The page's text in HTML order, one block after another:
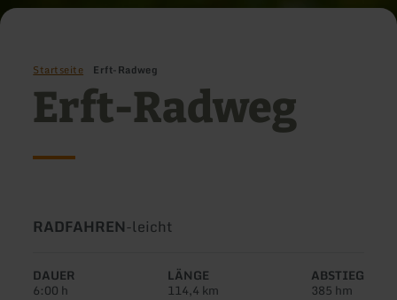
Startseite Erft-Radweg
Erft-Radweg
Art
Tour:
RADFAHREN-Schwierigkeit:
leicht
DAUER
6:00 h
LÄNGE
114,4 km
ABSTIEG
385 hm